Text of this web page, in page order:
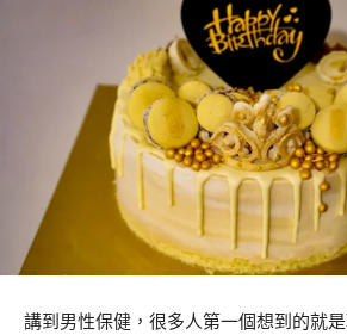
講到男性保健，很多人第一個想到的就